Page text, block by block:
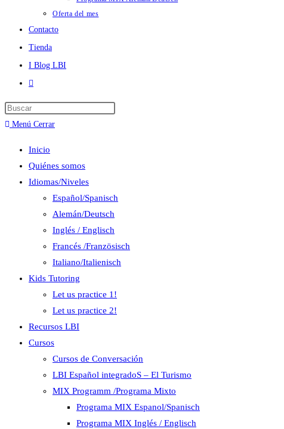
Oferta del mes
Contacto
Tienda
I Blog LBI
Menú Cerrar
Inicio
Quiénes somos
Idiomas/Niveles
Español/Spanisch
Alemán/Deutsch
Inglés / Englisch
Francés /Französisch
Italiano/Italienisch
Kids Tutoring
Let us practice 1!
Let us practice 2!
Recursos LBI
Cursos
Cursos de Conversación
LBI Español integradoS – El Turismo
MIX Programm /Programa Mixto
Programa MIX Espanol/Spanisch
Programa MIX Inglés / Englisch